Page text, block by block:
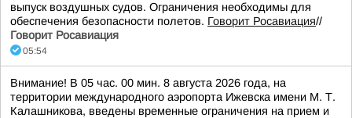
выпуск воздушных судов. Ограничения необходимы для
обеспечения безопасности полетов. Говорит Росавиация//
Говорит Росавиация
05:54
Внимание! В 05 час. 00 мин. 8 августа 2026 года, на
территории международного аэропорта Ижевска имени М. Т.
Калашникова, введены временные ограничения на прием и